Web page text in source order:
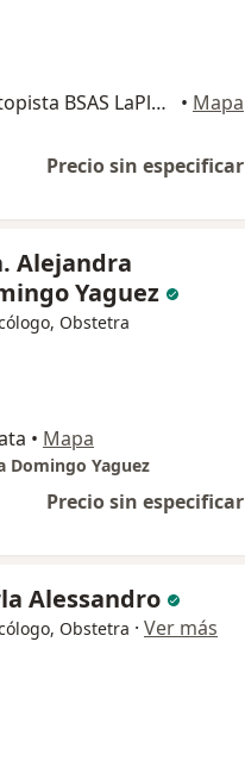
Edificio lombardo-autopista BSAS LaPlata km 35,6, Berazategui • Mapa
Precio sin especificar
Alejandra
Yaguez
Obstetra
• Mapa
Domingo Yaguez
Precio sin especificar
Alessandro
Obstetra · Ver más